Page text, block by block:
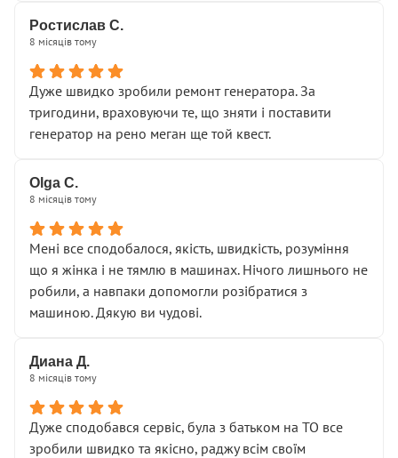
Хотілося б більше:
• належної уваги до авто
• прозорості в роботах і рахунках
• реальної діагностики, а не формального
“подивились і поїхав”
На жаль, складається враження, що сервіс працює не
загальне враження та бажання повертатися.
Стосовно комунікації - все добре
звертатися до цього автосервісу.
Ростислав С.
8 місяців тому
Дуже швидко зробили ремонт генератора. За
тригодини, враховуючи те, що зняти і поставити
генератор на рено меган ще той квест.
Olga С.
8 місяців тому
Мені все сподобалося, якість, швидкість, розуміння
що я жінка і не тямлю в машинах. Нічого лишнього не
робили, а навпаки допомогли розібратися з
машиною. Дякую ви чудові.
Диана Д.
8 місяців тому
Дуже сподобався сервіс, була з батьком на ТО все
зробили швидко та якісно, раджу всім своїм